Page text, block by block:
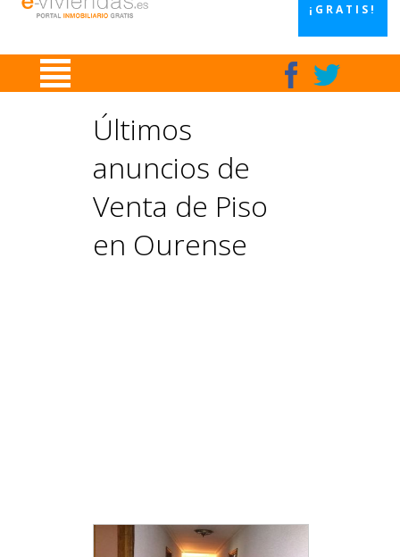
¡GRATIS!
Últimos
anuncios de
Venta de Piso
en Ourense